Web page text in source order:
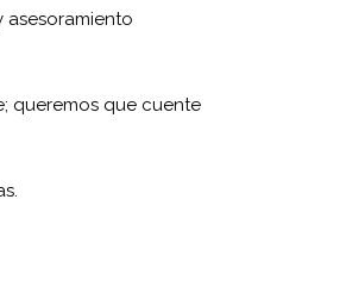
asesoramiento
queremos que cuente